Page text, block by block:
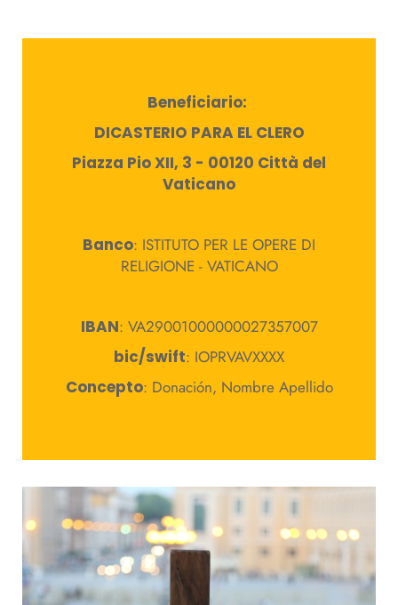
Beneficiario:
DICASTERIO PARA EL CLERO
Piazza Pio XII, 3 - 00120 Città del
Vaticano
Banco: ISTITUTO PER LE OPERE DI
RELIGIONE - VATICANO
IBAN: VA29001000000027357007
bic/swift: IOPRVAVXXXX
Concepto: Donación, Nombre Apellido